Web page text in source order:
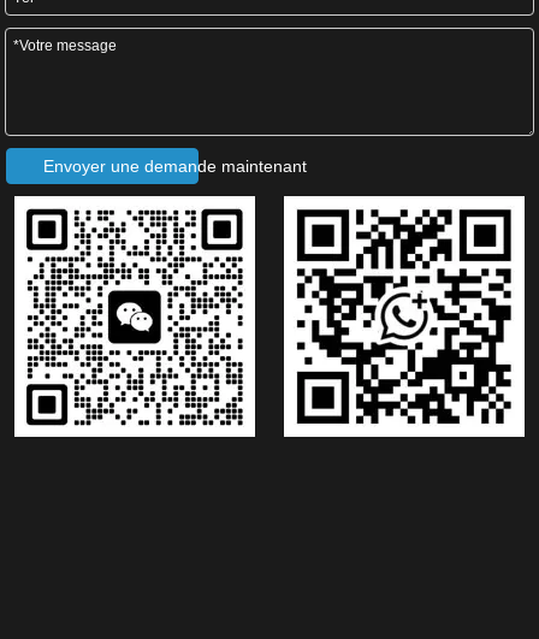
Envoyer une demande maintenant
Copyright © 2003-2021 Usine de machines de Hangzhou Zhongyuan Tous droits
réservés |
plan du site|XML